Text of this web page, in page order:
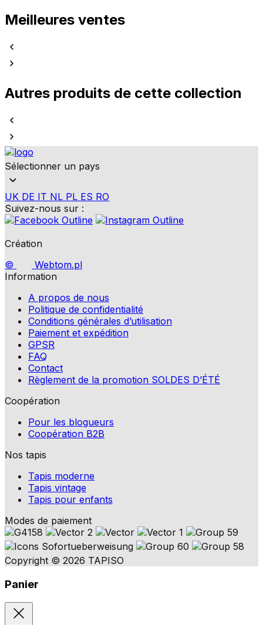
Meilleures ventes
Autres produits de cette collection
Sélectionner un pays
UK DE IT NL PL ES RO
Suivez-nous sur :
Création
©
Webtom.pl
Information
A propos de nous
Politique de confidentialité
Conditions générales d’utilisation
Paiement et expédition
GPSR
FAQ
Contact
Règlement de la promotion SOLDES D’ÉTÉ
Coopération
Pour les blogueurs
Coopération B2B
Nos tapis
Tapis moderne
Tapis vintage
Tapis pour enfants
Modes de paiement
Copyright © 2026 TAPISO
Panier